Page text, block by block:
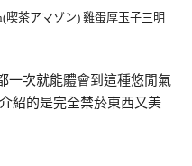
一次就能體會到這種悠閒氣
紹的是完全禁菸東西又美